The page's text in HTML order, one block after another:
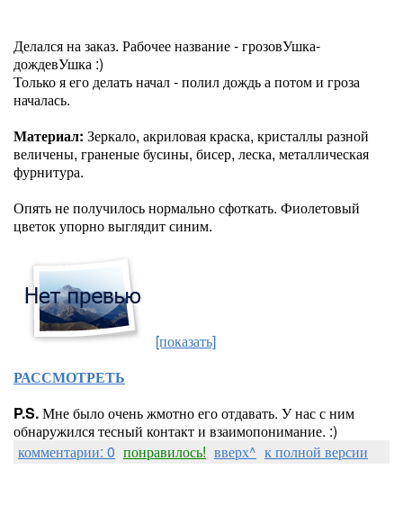
Делался на заказ. Рабочее название - грозовУшка-
дождевУшка :)
Только я его делать начал - полил дождь а потом и гроза
началась.
Материал: Зеркало, акриловая краска, кристаллы разной
величены, граненые бусины, бисер, леска, металлическая
фурнитура.
Опять не получилось нормально сфоткать. Фиолетовый
цветок упорно выглядит синим.
[показать]
РАССМОТРЕТЬ
P.S.Мне было очень жмотно его отдавать. У нас с ним
обнаружился тесный контакт и взаимопонимание. :)
комментарии: 0 понравилось! вверх^ к полной версии